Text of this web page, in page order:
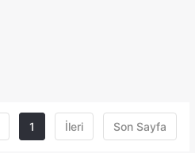
1 İleri Son Sayfa